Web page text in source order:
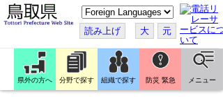
こ
の
ペ
ー
ジ
翻
訳
す
読み上げ 大 元
県外の方へ 分野で探す 組織で探す 防災 緊急 メニュー